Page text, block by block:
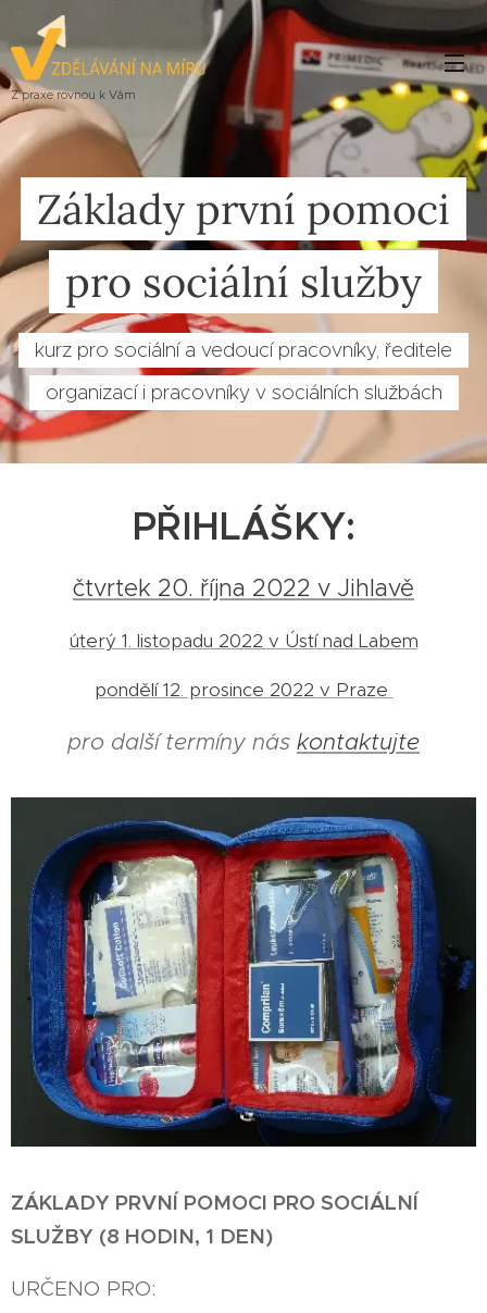
Z praxe rovnou k Vám
Základy první pomoci
pro sociální služby
kurz pro sociální a vedoucí pracovníky, ředitele
organizací i pracovníky v sociálních službách
PŘIHLÁŠKY:
čtvrtek 20. října 2022 v Jihlavě
úterý 1. listopadu 2022 v Ústí nad Labem
pondělí 12. prosince 2022 v Praze
pro další termíny nás kontaktujte
ZÁKLADY PRVNÍ POMOCI PRO SOCIÁLNÍ
SLUŽBY (8 HODIN, 1 DEN)
URČENO PRO: